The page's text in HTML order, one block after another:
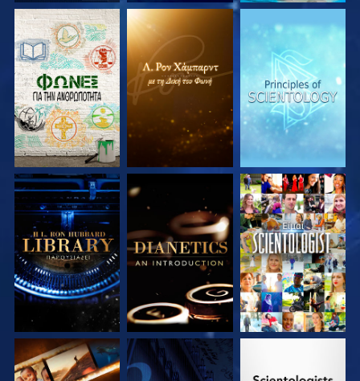
ΕΞΕΡΕΥΝΗΣΤΕ ΤΗ
ΣΕΙΡΑ
ΕΞΕΡΕΥΝΗΣΤΕ ΤΗ
ΣΕΙΡΑ
ΕΞΕΡΕΥΝΗΣΤΕ ΤΗ
ΣΕΙΡΑ
ΕΞΕΡΕΥΝΗΣΤΕ ΤΗ
ΣΕΙΡΑ
ΕΞΕΡΕΥΝΗΣΤΕ ΤΗ
ΣΕΙΡΑ
ΠΑΡΑΚΟΛΟΥΘΗΣΤΕ